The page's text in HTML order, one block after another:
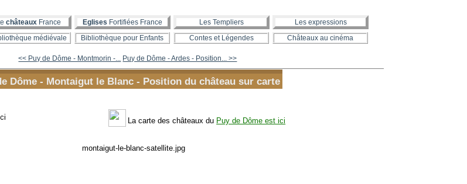
châteauxFrance Eglises Fortifiées France Les Templiers
Les expressions
médiévale Bibliothèque pour Enfants Contes et Légendes Châteaux au cinéma
<< Puy de Dôme - Montmorin -... Puy de Dôme - Ardes - Position... >>
Dôme - Montaigut le Blanc - Position du château sur carte
La carte des châteaux du Puy de Dôme est ici